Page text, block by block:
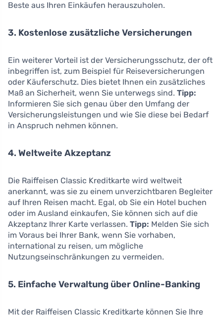
Beste aus Ihren Einkäufen herauszuholen.
3. Kostenlose zusätzliche Versicherungen
Ein weiterer Vorteil ist der Versicherungsschutz, der oft
inbegriffen ist, zum Beispiel für Reiseversicherungen
oder Käuferschutz. Dies bietet Ihnen ein zusätzliches
Maß an Sicherheit, wenn Sie unterwegs sind. Tipp:
Informieren Sie sich genau über den Umfang der
Versicherungsleistungen und wie Sie diese bei Bedarf
in Anspruch nehmen können.
4. Weltweite Akzeptanz
Die Raiffeisen Classic Kreditkarte wird weltweit
anerkannt, was sie zu einem unverzichtbaren Begleiter
auf Ihren Reisen macht. Egal, ob Sie ein Hotel buchen
oder im Ausland einkaufen, Sie können sich auf die
Akzeptanz Ihrer Karte verlassen. Tipp: Melden Sie sich
im Voraus bei Ihrer Bank, wenn Sie vorhaben,
international zu reisen, um mögliche
Nutzungseinschränkungen zu vermeiden.
5. Einfache Verwaltung über Online-Banking
Mit der Raiffeisen Classic Kreditkarte können Sie Ihre